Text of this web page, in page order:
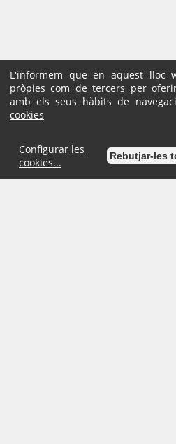
L'informem que en aquest lloc
pròpies com de tercers per
amb els seus hàbits de
cookies
Configurar les
cookies...
Rebutjar-les